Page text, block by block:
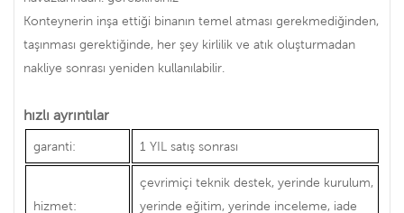
Konteynerin inşa ettiği binanın temel atması gerekmediğinden,
taşınması gerektiğinde, her şey kirlilik ve atık oluşturmadan
nakliye sonrası yeniden kullanılabilir.
hızlı ayrıntılar
garanti: 1 YIL satış sonrası
hizmet:
çevrimiçi teknik destek, yerinde kurulum,
yerinde eğitim, yerinde inceleme, iade